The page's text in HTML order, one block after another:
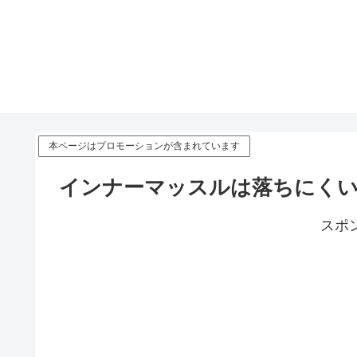
本ページはプロモーションが含まれています
インナーマッスルは落ちにく
スポ